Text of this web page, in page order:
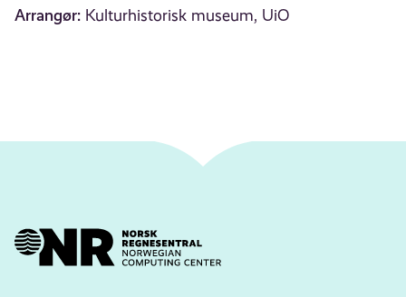
Arrangør: Kulturhistorisk museum, UiO